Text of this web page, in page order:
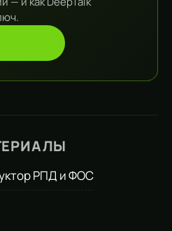
РПД и ФОС